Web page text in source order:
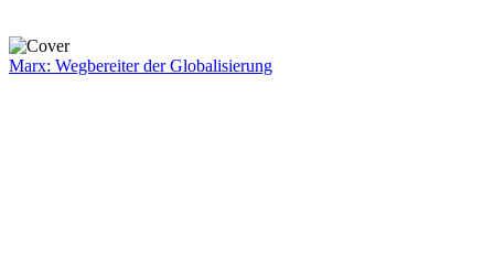
Marx: Wegbereiter der Globalisierung